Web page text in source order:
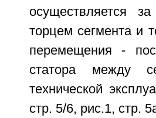
осуществляется
торцем сегмента и
перемещения -
статора между
технической
стр. 5/6, рис.1, стр.